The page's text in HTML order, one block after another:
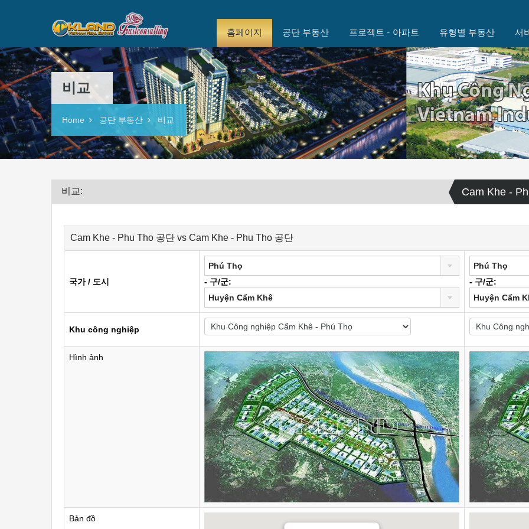
홈페이지 공단 부동산 프로젝트 - 아파트 유형별 부동산 서
비교
Home 공단 부동산 비교
비교: Cam Khe -
Cam Khe - Phu Tho 공단 vs Cam Khe - Phu Tho 공단
국가 / 도시
Phú Thọ
- 구/군:
Huyện Cẩm Khê
Phú Thọ
- 구/군:
Huyện Cẩm
Khu công nghiệp
Hình ảnh
Bản đồ